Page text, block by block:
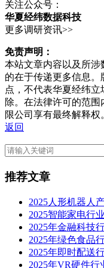
关注公众号：
华夏经纬数据科技
更多调研资讯>>
免责声明：
本站文章内容以及所涉
的在于传递更多信息
点，不代表华夏经纬
除。在法律许可的范
限公司享有最终解释权
返回
推荐文章
2025人形机器人
2025智能家电行
2025年金融科技
2025年绿色食品
2025年即时配送
2025年VR硬件行